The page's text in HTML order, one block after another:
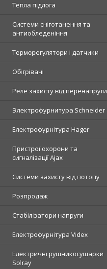
Тепла підлога
Системи сніготанення та
антиобледеніння
Терморегулятори і датчики
Обігрівачі
Реле захисту від перенапруги
Электрофурнитура Schneider
Електрофурнітура Hager
Пристрої охорони та
сигналізації Ajax
Системи захисту від потопу
Розпродаж
Стабілізатори напруги
Електрофурнітура Videx
Електричні рушникосушарки
Solray